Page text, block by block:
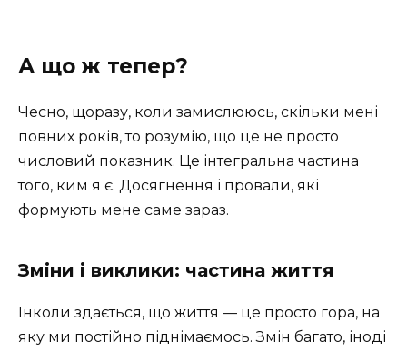
А що ж тепер?
Чесно, щоразу, коли замислююсь, скільки мені
повних років, то розумію, що це не просто
числовий показник. Це інтегральна частина
того, ким я є. Досягнення і провали, які
формують мене саме зараз.
Зміни і виклики: частина життя
Інколи здається, що життя — це просто гора, на
яку ми постійно піднімаємось. Змін багато, іноді